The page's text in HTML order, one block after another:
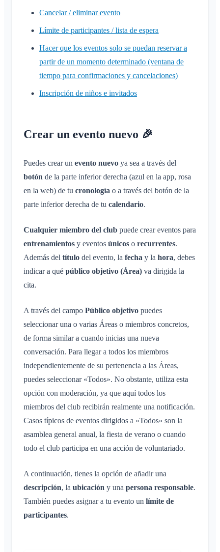
Conversaciones
¿Qué es una conversación?
Conversación privada
Conversación en un Área
Conversación de evento
Notificaciones
Generales
Conversaciones
Áreas
¿Qué es un Área?
Abandonar un Área
Área privada
Klubraum adicional
Cerrar sesión
Cambiar el nombre
Personalizar el fondo
Permisos de acceso de la app
Cerrar la cuenta
Permisos
Administradores adicionales
Invitar a miembros
Reenviar invitaciones
Eliminar miembros
Administrador del área
Gestionar Áreas
Solicitud de adhesión en la web del club
Casos de uso
Preguntas frecuentes
Cancelar / eliminar evento
Límite de participantes / lista de espera
Hacer que los eventos solo se puedan reservar a
partir de un momento determinado (ventana de
tiempo para confirmaciones y cancelaciones)
Inscripción de niños e invitados
Crear un evento nuevo 🎉
Puedes crear un evento nuevo ya sea a través del
botón de la parte inferior derecha (azul en la app, rosa
en la web) de tu cronología o a través del botón de la
parte inferior derecha de tu calendario.
Cualquier miembro del club puede crear eventos para
entrenamientos y eventos únicos o recurrentes.
Además del título del evento, la fecha y la hora, debes
indicar a qué público objetivo (Área) va dirigida la
cita.
A través del campo Público objetivo puedes
seleccionar una o varias Áreas o miembros concretos,
de forma similar a cuando inicias una nueva
conversación. Para llegar a todos los miembros
independientemente de su pertenencia a las Áreas,
puedes seleccionar «Todos». No obstante, utiliza esta
opción con moderación, ya que aquí todos los
miembros del club recibirán realmente una notificación.
Casos típicos de eventos dirigidos a «Todos» son la
asamblea general anual, la fiesta de verano o cuando
todo el club participa en una acción de voluntariado.
A continuación, tienes la opción de añadir una
descripción, la ubicación y una persona responsable.
También puedes asignar a tu evento un límite de
participantes.